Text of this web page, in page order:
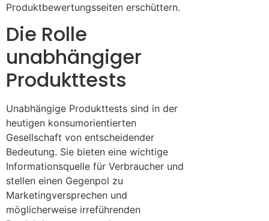
Produktbewertungsseiten erschüttern.
Die Rolle
unabhängiger
Produkttests
Unabhängige Produkttests sind in der
heutigen konsumorientierten
Gesellschaft von entscheidender
Bedeutung. Sie bieten eine wichtige
Informationsquelle für Verbraucher und
stellen einen Gegenpol zu
Marketingversprechen und
möglicherweise irreführenden